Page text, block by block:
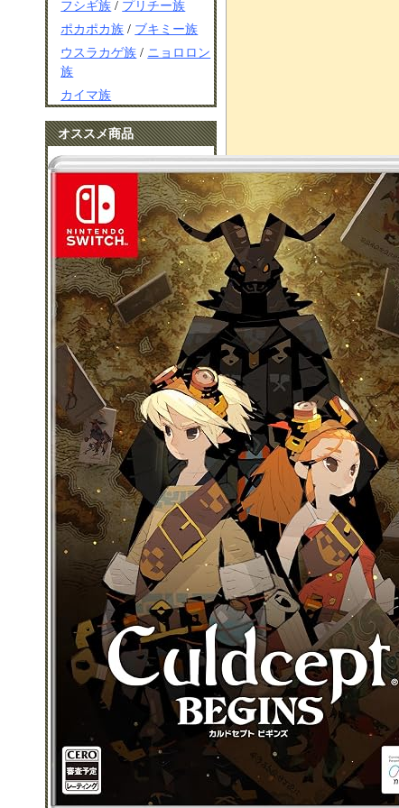
フシギ族 / プリチー族
ポカポカ族 / ブキミー族
ウスラカゲ族 / ニョロロン
族
カイマ族
オススメ商品